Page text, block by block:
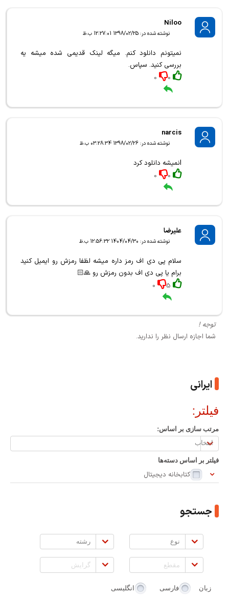
Niloo
نوشته شده در: 1398/02/25 12:27:01 ب.ظ
نمیتونم دانلود کنم. میگه لینک قدیمی شده میشه یه
بررسی کنید. سپاس.
0
0
narcis
نوشته شده در: 1398/02/26 03:28:34 ب.ظ
lنمیشه دانلود کرد
0
0
علیرضا
نوشته شده در: 1404/04/30 12:56:32 ب.ظ
سلام پی دی اف رمز داره میشه لظفا رمزش رو ایمیل کنید
برام یا پی دی اف بدون رمزش رو 🙏🏻
5
0
توجه !
شما اجازه ارسال نظر را ندارید.
ایرانی
فیلتر:
مرتب سازی بر اساس:
مرتب
سازی
بر
اساس:
فیلتر بر اساس دسته‌ها
کتابخانه دیجیتال
جستجو
نوع رشته
مقطع گرایش
زبان فارسی انگلیسی